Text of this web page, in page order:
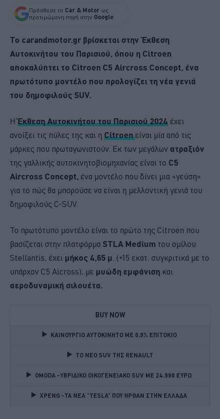
Πρόσθεσε το Car & Motor ως
προτιμώμενη πηγή στην Google
Το carandmotor.gr βρίσκεται στην Έκθεση
Αυτοκινήτου του Παρισιού, όπου η Citroen
αποκαλύπτει το Citroen C5 Aircross Concept, ένα
πρωτότυπο μοντέλο που προλογίζει τη νέα γενιά
του δημοφιλούς SUV.
ΗΈκθεση Αυτοκινήτου του Παρισιού 2024 έχει
ανοίξει τις πύλες της και η Citroenείναι μία από τις
μάρκες που πρωταγωνιστούν. Εκ των μεγάλων ατραξιόν
της γαλλικής αυτοκινητοβιομηχανίας είναι τo C5
Aircross Concept, ένα μοντέλο που δίνει μια «γεύση»
για το πώς θα μπορούσε να είναι η μελλοντική γενιά του
δημοφιλούς C-SUV.
Το πρωτότυπο μοντέλο είναι το πρώτο της Citroen που
βασίζεται στην πλατφόρμα STLA Medium του ομίλου
Stellantis, έχει μήκος 4,65 μ . (+15 εκατ. συγκριτικά με το
υπάρχον C5 Aicross), με μυώδη εμφάνιση και
αεροδυναμική σιλουέτα.
BUY NOW
ΚΑΙΝΟΥΡΓΙΟ ΑΥΤΟΚΙΝΗΤΟ ΜΕ 0,9% ΕΠΙΤΟΚΙΟ
TO NEO SUV ΤΗΣ RENAULT
OMODA -ΥΒΡΙΔΙΚΟ ΟΙΚΟΓΕΝΕΙΑΚΟ SUV ME 24.990 ΕΥΡΩ
XPENG -ΤΑ ΝΕΑ "TESLA" ΠΟΥ ΗΡΘΑΝ ΣΤΗΝ ΕΛΛΑΔΑ